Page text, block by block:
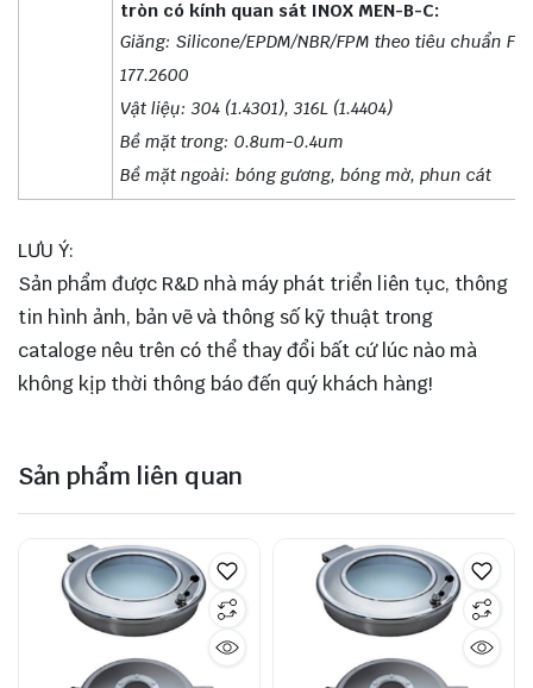
tròn có kính quan sát INOX MEN-B-C:
Giăng: Silicone/EPDM/NBR/FPM theo tiêu chuẩn
177.2600
Vật liệụ: 304 (1.4301), 316L (1.4404)
Bề mặt trong: 0.8um-0.4um
Bề mặt ngoài: bóng gương, bóng mờ, phun cát
LƯU Ý:
Sản phẩm được R&D nhà máy phát triển liên tục, thông
tin hình ảnh, bản vẽ và thông số kỹ thuật trong
cataloge nêu trên có thể thay đổi bất cứ lúc nào mà
không kịp thời thông báo đến quý khách hàng!
Sản phẩm liên quan